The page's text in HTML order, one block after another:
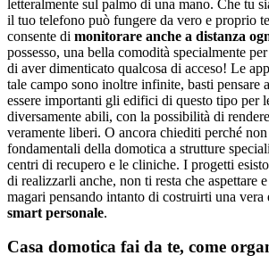
letteralmente sul palmo di una mano. Che tu
il tuo telefono può fungere da vero e proprio
consente di monitorare anche a distanza
possesso, una bella comodità specialmente
di aver dimenticato qualcosa di acceso! Le
tale campo sono inoltre infinite, basti pensare
essere importanti gli edifici di questo tipo per
diversamente abili, con la possibilità di
veramente liberi. O ancora chiediti perché
fondamentali della domotica a strutture
centri di recupero e le cliniche. I progetti
di realizzarli anche, non ti resta che aspettare
magari pensando intanto di costruirti una vera
smart personale.
Casa domotica fai da te, come